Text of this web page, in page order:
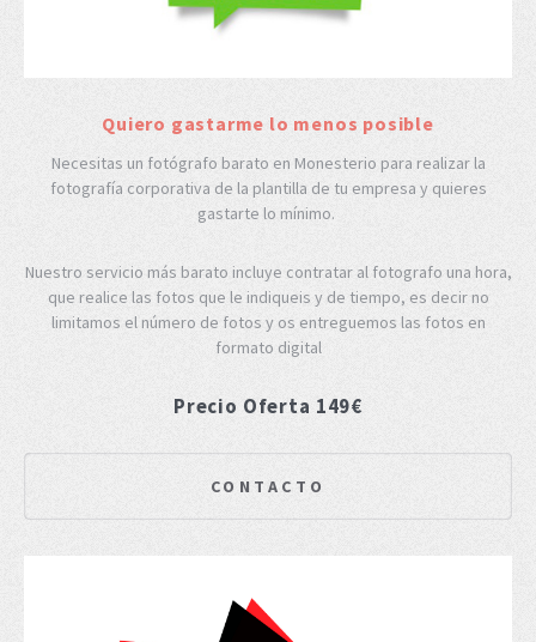
Quiero gastarme lo menos posible
Necesitas un fotógrafo barato en Monesterio para realizar la
fotografía corporativa de la plantilla de tu empresa y quieres
gastarte lo mínimo.
Nuestro servicio más barato incluye contratar al fotografo una hora,
que realice las fotos que le indiqueis y de tiempo, es decir no
limitamos el número de fotos y os entreguemos las fotos en
formato digital
Precio Oferta 149€
CONTACTO